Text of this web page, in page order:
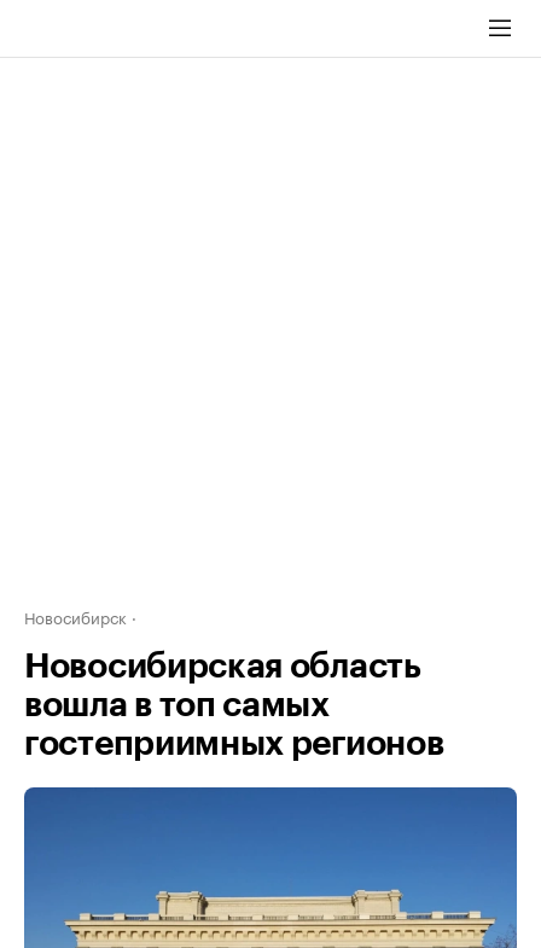
Новосибирск
Новосибирская область
вошла в топ самых
гостеприимных регионов